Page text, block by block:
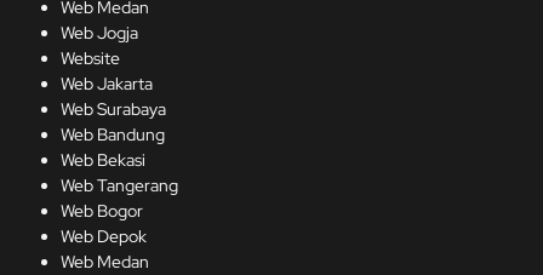
Web Medan
Web Jogja
Website
Web Jakarta
Web Surabaya
Web Bandung
Web Bekasi
Web Tangerang
Web Bogor
Web Depok
Web Medan